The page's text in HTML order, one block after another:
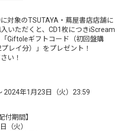
対象のTSUTAYA・蔦屋書店店舗に
いただくと、CD1枚につきiScream
Giftoleギフトコード（初回盤購
レイ分）」をプレゼント！
い！
2024年1月23日（火）23:59
付期間】
（火）